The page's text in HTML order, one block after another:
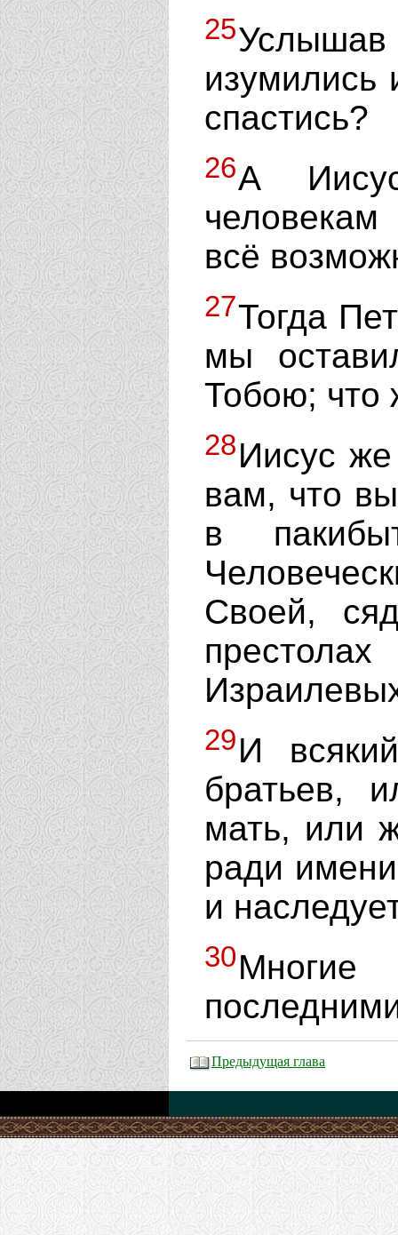
25
изумились
спастись?
26А
всё
27Тогда
мы
Тобою; что
28Иисус
вам, что
в
Своей,
29И
братьев,
мать, или
ради
и
30
Предыдущая глава